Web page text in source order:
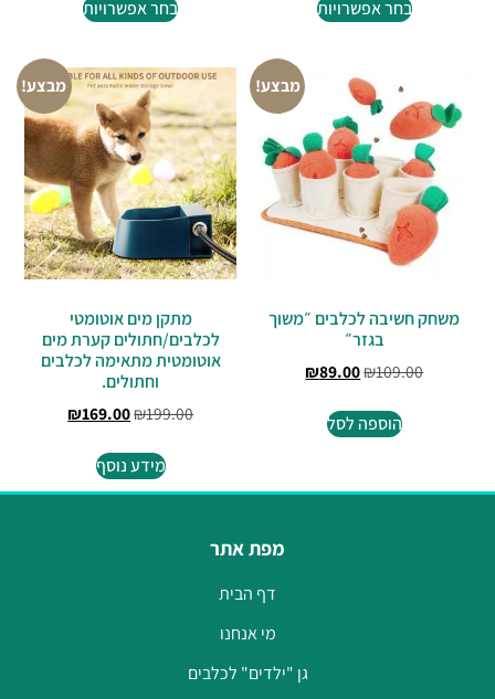
בחר אפשרויות בחר אפשרויות
מבצע!
משחק חשיבה לכלבים ״משוך
בגזר״
₪109.00
₪89.00
הוספה לסל
מבצע!
מתקן מים אוטומטי
לכלבים/חתולים קערת מים
אוטומטית מתאימה לכלבים
וחתולים.
₪199.00
₪169.00
מידע נוסף
מפת אתר
דף הבית
מי אנחנו
גן "ילדים" לכלבים